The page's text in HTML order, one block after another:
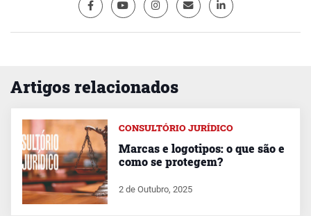
Artigos relacionados
CONSULTÓRIO JURÍDICO
Marcas e logotipos: o que são e
como se protegem?
2 de Outubro, 2025